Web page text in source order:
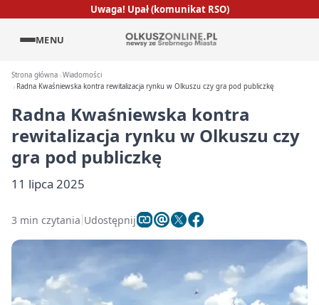
Uwaga! Upał (komunikat RSO)
MENU
Strona główna Wiadomości
Radna Kwaśniewska kontra rewitalizacja rynku w Olkuszu czy gra pod publiczkę
Radna Kwaśniewska kontra
rewitalizacja rynku w Olkuszu czy
gra pod publiczkę
11 lipca 2025
3 min czytania Udostępnij